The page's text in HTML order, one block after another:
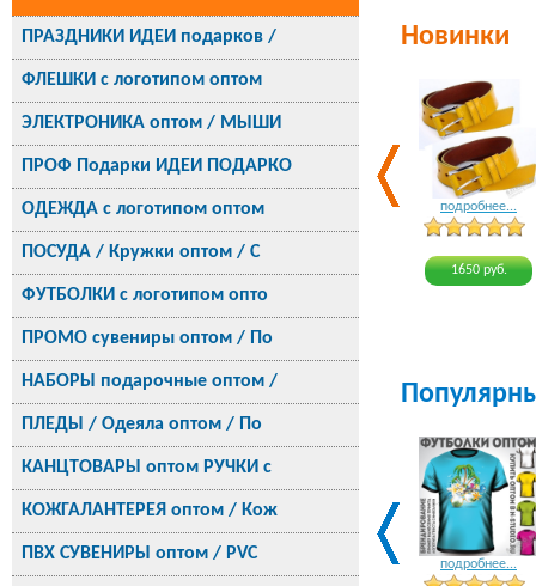
ПРАЗДНИКИ ИДЕИ подарков /
ФЛЕШКИ с логотипом оптом
ЭЛЕКТРОНИКА оптом / МЫШИ
ПРОФ Подарки ИДЕИ ПОДАРКО
ОДЕЖДА с логотипом оптом
ПОСУДА / Кружки оптом / С
ФУТБОЛКИ с логотипом опто
ПРОМО сувениры оптом / По
НАБОРЫ подарочные оптом /
ПЛЕДЫ / Одеяла оптом / По
КАНЦТОВАРЫ оптом РУЧКИ с
КОЖГАЛАНТЕРЕЯ оптом / Кож
ПВХ СУВЕНИРЫ оптом / PVC
Новинки
подробнее...
1650 руб.
подробнее...